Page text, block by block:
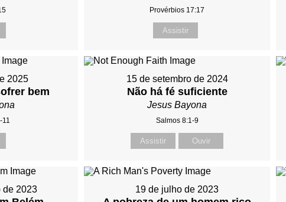
Provérbios 17:17
Assistir
2025
bem
11
15 de setembro de 2024
Não há fé suficiente
Jesus Bayona
Salmos 8:1-9
Assistir Ouvir
de 2023 19 de julho de 2023